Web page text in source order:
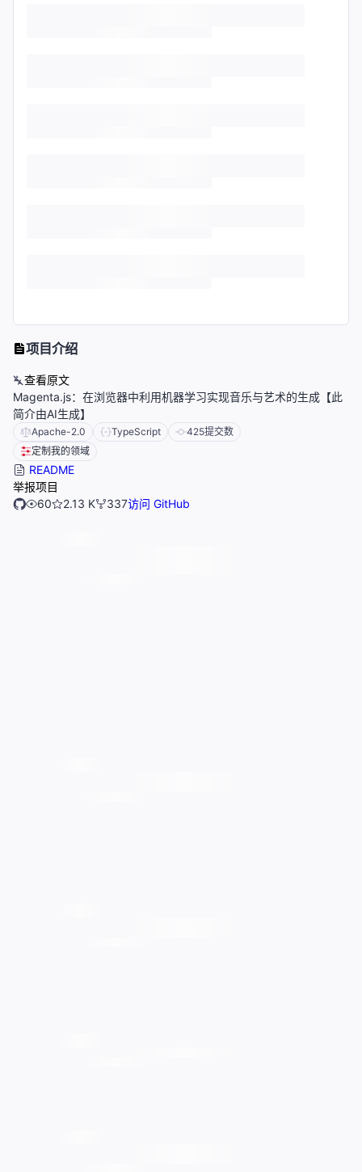
项目介绍
查看原文
Magenta.js：在浏览器中利用机器学习实现音乐与艺术的生成【此
简介由AI生成】
Apache-2.0 TypeScript 425提交数
定制我的领域
README
举报项目
60
2.13 K 337访问 GitHub